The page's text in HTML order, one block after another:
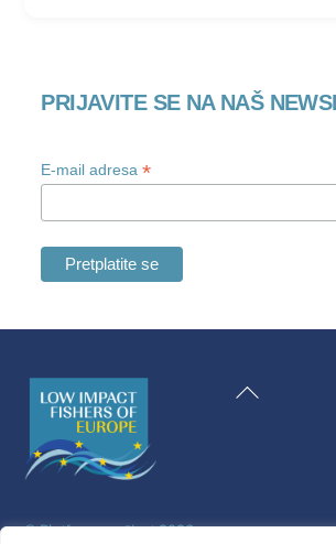
PRIJAVITE SE NA NAŠ
E-mail adresa*
Natrag
©Platforma za život2026